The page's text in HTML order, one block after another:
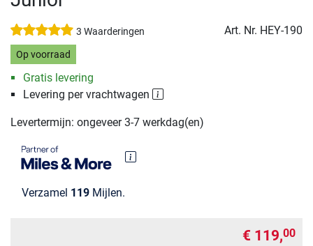
3 Waarderingen Art. Nr. HEY-190
Op voorraad
Gratis levering
Levering per vrachtwagen
Levertermijn: ongeveer 3-7 werkdag(en)
Verzamel 119 Mijlen.
€ 119,00